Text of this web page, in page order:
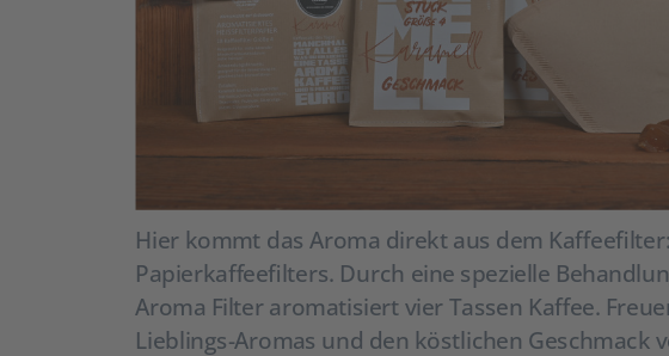
Hier kommt das Aroma direkt aus dem
Papierkaffeefilters. Durch eine spezielle
Aroma Filter aromatisiert vier Tassen Kaffee.
Lieblings-Aromas und den köstlichen Geschmack